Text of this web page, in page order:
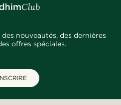
nouveautés, des dernières
offres spéciales.